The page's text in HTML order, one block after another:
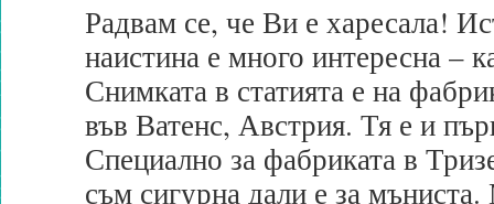
Радвам се, че Ви е харесала!
наистина е много интересна –
Снимката в статията е на
във Ватенс, Австрия. Тя е и
Специално за фабриката в
съм сигурна дали е за